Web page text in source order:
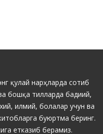
қулай нарҳларда сотиб
бошқа тилларда бадиий,
илмий, болалар учун ва
буюртма беринг.
етказиб берамиз.